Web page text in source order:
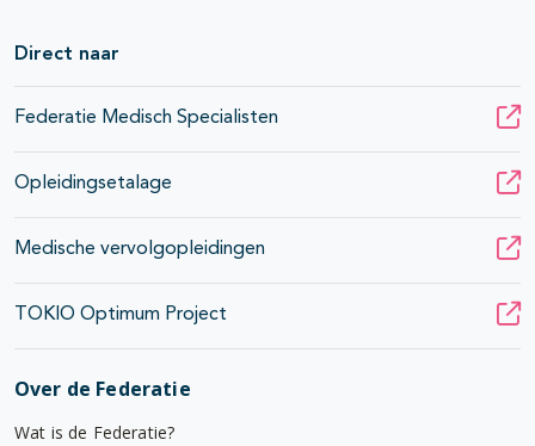
Direct naar
Federatie Medisch Specialisten
Opleidingsetalage
Medische vervolgopleidingen
TOKIO Optimum Project
Over de Federatie
Wat is de Federatie?